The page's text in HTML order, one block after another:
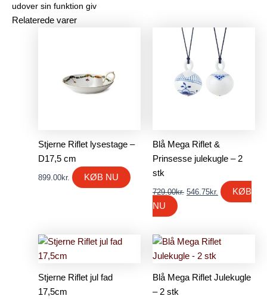
udover sin funktion giv
Relaterede varer
Stjerne Riflet lysestage –
D17,5 cm
899.00kr. KØB NU
Blå Mega Riflet &
Prinsesse julekugle – 2
stk
729.00kr.
Den
oprindelige
pris
var:
729.00kr..
546.75kr.
Den
aktuelle
pris
er:
546.75kr..
KØB
NU
Stjerne Riflet jul fad
17,5cm
Blå Mega Riflet Julekugle
– 2 stk
Den
oprindelige
pris
739.00kr..
Den
439.95kr..